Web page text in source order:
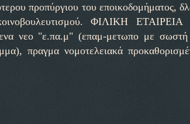
προπύργιου του εποικοδομήματος,
ΦΙΛΙΚΗ ΕΤΑΙΡΕΙΑ
"ε.πα.μ" (επαμ-μετωπο με σωστή
πραγμα νομοτελειακά